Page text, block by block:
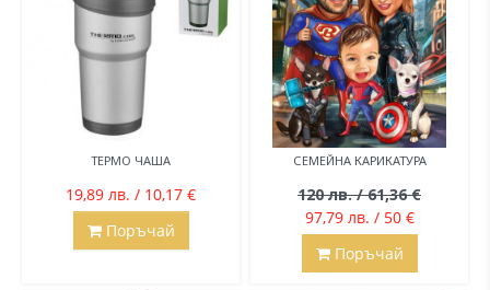
ТЕРМО ЧАША
19,89 лв. / 10,17 €
Поръчай
СЕМЕЙНА КАРИКАТУРА
120 лв. / 61,36 €
97,79 лв. / 50 €
Поръчай